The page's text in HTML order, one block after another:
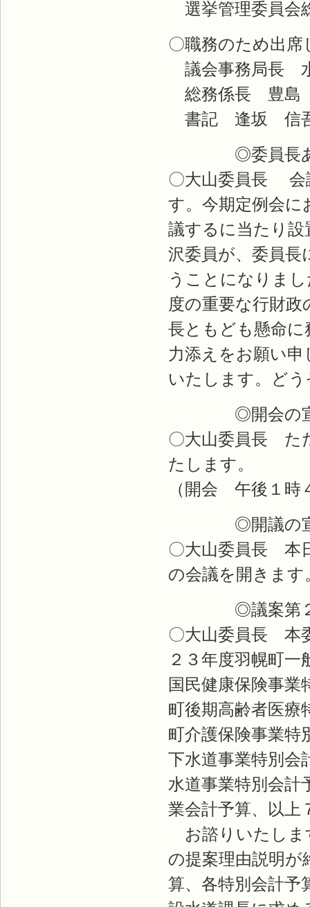
選挙管理委員
〇職務のため出席
議会事務局長
総務係長 豊
書記 逢坂 信
◎委員長あ
〇大山委員長 会
す。今期定例会に
議するに当たり
沢委員が、委員長
うことになりま
度の重要な行財
長ともども懸命
力添えをお願い
いたします。ど
◎開会の
〇大山委員長 た
たします。
（開会 午後１時
◎開議の
〇大山委員長 本
の会議を開きます
◎議案第２１
〇大山委員長 本
２３年度羽幌町
国民健康保険事
町後期高齢者医
町介護保険事業
下水道事業特別
水道事業特別会
業会計予算、以上
お諮りいたしま
の提案理由説明
算、各特別会計予